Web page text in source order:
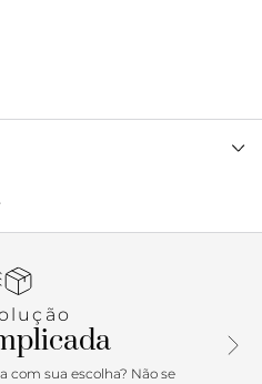
icônicos do modelo
a vira aparente reforçam o
Finalizado com salto bloco
com sua escolha? Não se